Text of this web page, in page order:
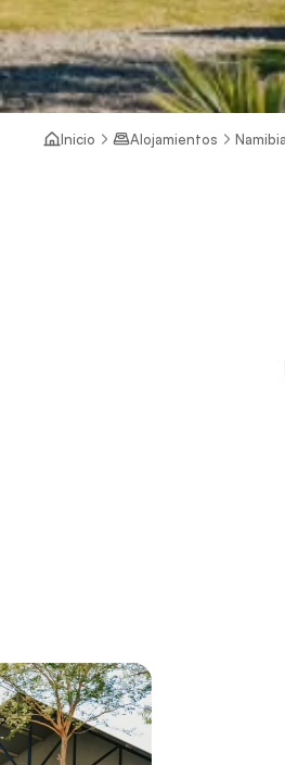
Viendo actualmente:
Vista exterior del Little
Inicio Alojamientos Namibia